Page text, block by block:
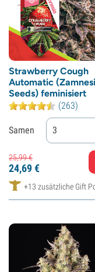
Strawberry Cough
Automatic
Seeds) feminisiert
(263)
Samen 3
25,99€
24,69€
+13 zusätzliche Gift